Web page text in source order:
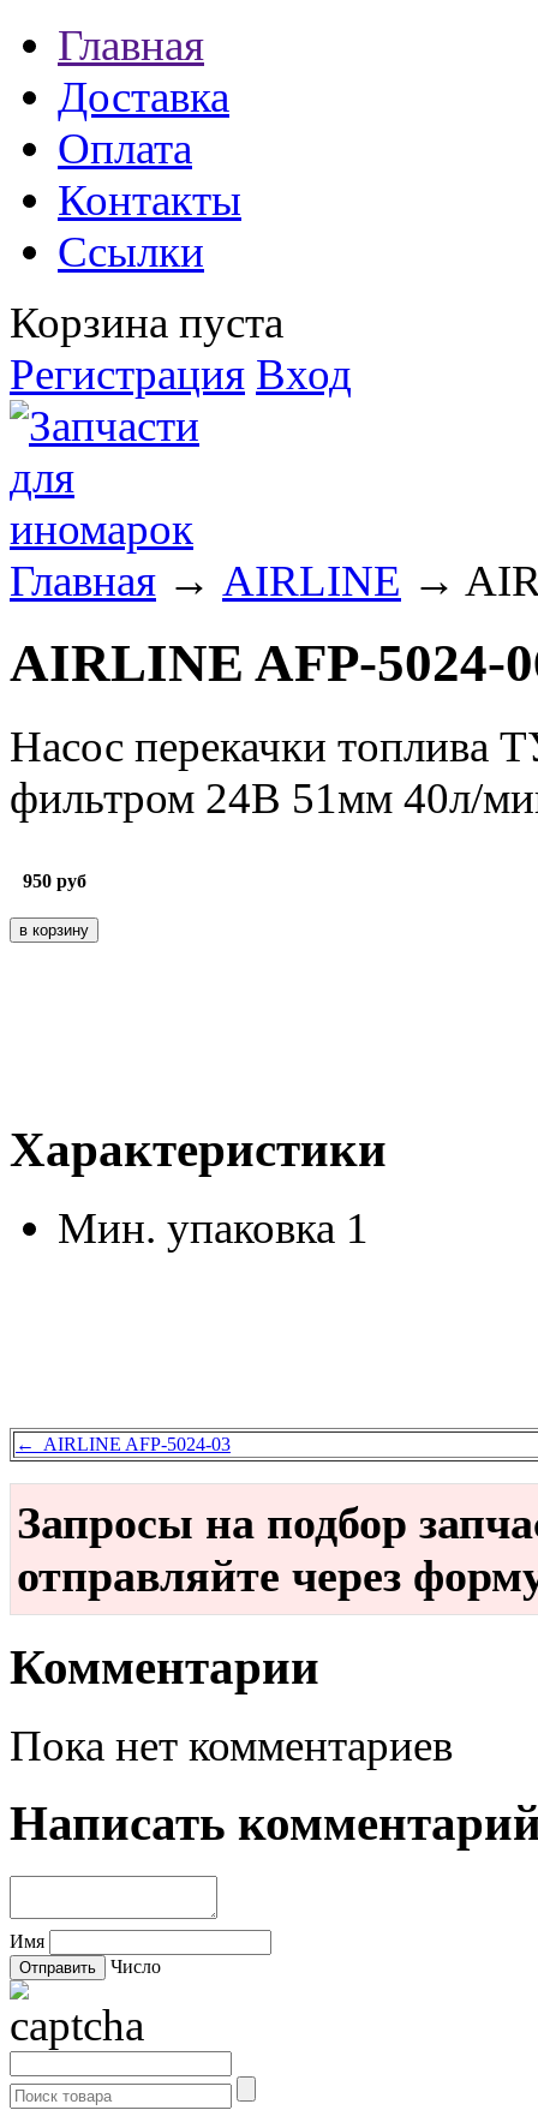
Главная
Доставка
Оплата
Контакты
Ссылки
Корзина пуста
Регистрация Вход
Главная → AIRLINE →
AIRLINE AFP-5024-
Насос перекачки
фильтром 24В 51мм 40л/
950 руб
Характеристики
Мин. упаковка 1
← AIRLINE AFP-5024-03
Запросы на подбор
отправляйте через
Комментарии
Пока нет комментариев
Написать
Имя
Число